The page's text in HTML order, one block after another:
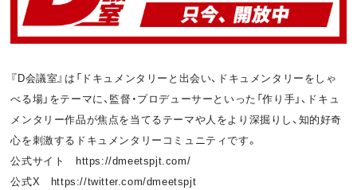
『D会議室』は「ドキュメンタリーと出会い、ドキュメンタリーをしゃ
べる場」をテーマに、監督・プロデューサーといった「作り手」、ドキュ
メンタリー作品が焦点を当てるテーマや人をより深掘りし、知的好奇
心を刺激するドキュメンタリーコミュニティです。
公式サイト https://dmeetspjt.com/
公式X https://twitter.com/dmeetspjt